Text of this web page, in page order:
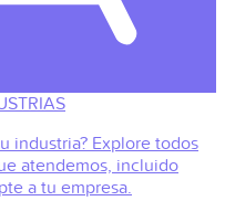
industria? Explore todos
atendemos, incluido
a tu empresa.